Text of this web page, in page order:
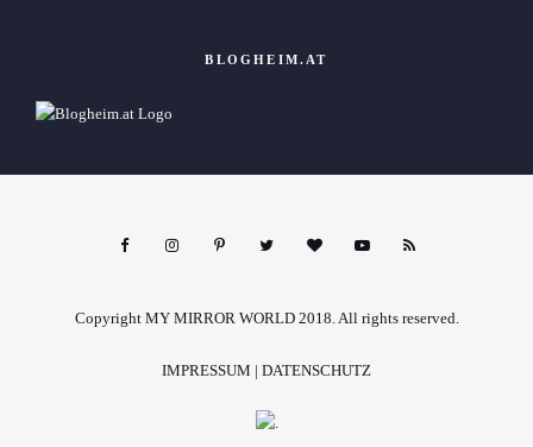
BLOGHEIM.AT
Copyright MY MIRROR WORLD 2018. All rights reserved.
IMPRESSUM | DATENSCHUTZ